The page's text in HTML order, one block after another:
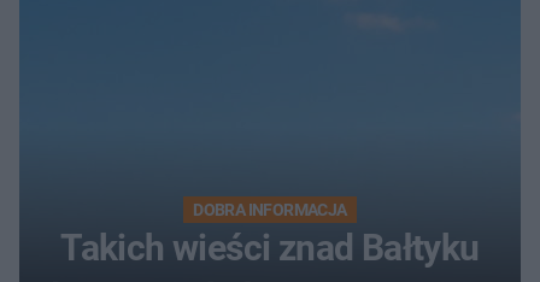
DOBRA INFORMACJA
Takich wieści znad Bałtyku